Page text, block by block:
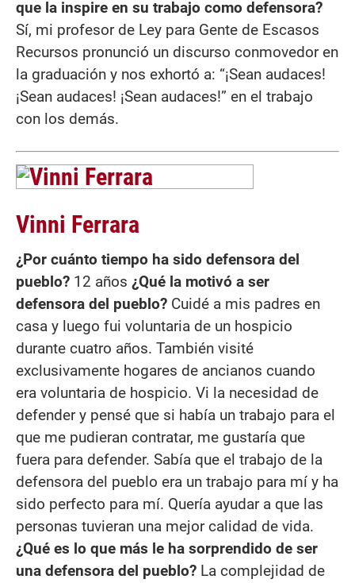
que la inspire en su trabajo como defensora?
Sí, mi profesor de Ley para Gente de Escasos
Recursos pronunció un discurso conmovedor en
la graduación y nos exhortó a: “¡Sean audaces!
¡Sean audaces! ¡Sean audaces!” en el trabajo
con los demás.
Vinni Ferrara
¿Por cuánto tiempo ha sido defensora del
pueblo? 12 años ¿Qué la motivó a ser
defensora del pueblo? Cuidé a mis padres en
casa y luego fui voluntaria de un hospicio
durante cuatro años. También visité
exclusivamente hogares de ancianos cuando
era voluntaria de hospicio. Vi la necesidad de
defender y pensé que si había un trabajo para el
que me pudieran contratar, me gustaría que
fuera para defender. Sabía que el trabajo de la
defensora del pueblo era un trabajo para mí y ha
sido perfecto para mí. Quería ayudar a que las
personas tuvieran una mejor calidad de vida.
¿Qué es lo que más le ha sorprendido de ser
una defensora del pueblo? La complejidad de